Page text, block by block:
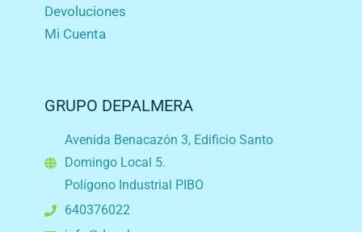
Devoluciones
Mi Cuenta
GRUPO DEPALMERA
Avenida Benacazón 3, Edificio Santo
Domingo Local 5.
Polígono Industrial PIBO
640376022